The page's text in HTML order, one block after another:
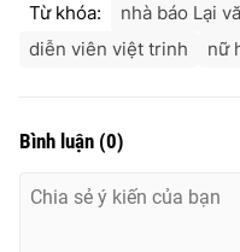
Từ khóa: nhà báo Lại
diễn viên việt trinh
nữ
Bình luận (0)